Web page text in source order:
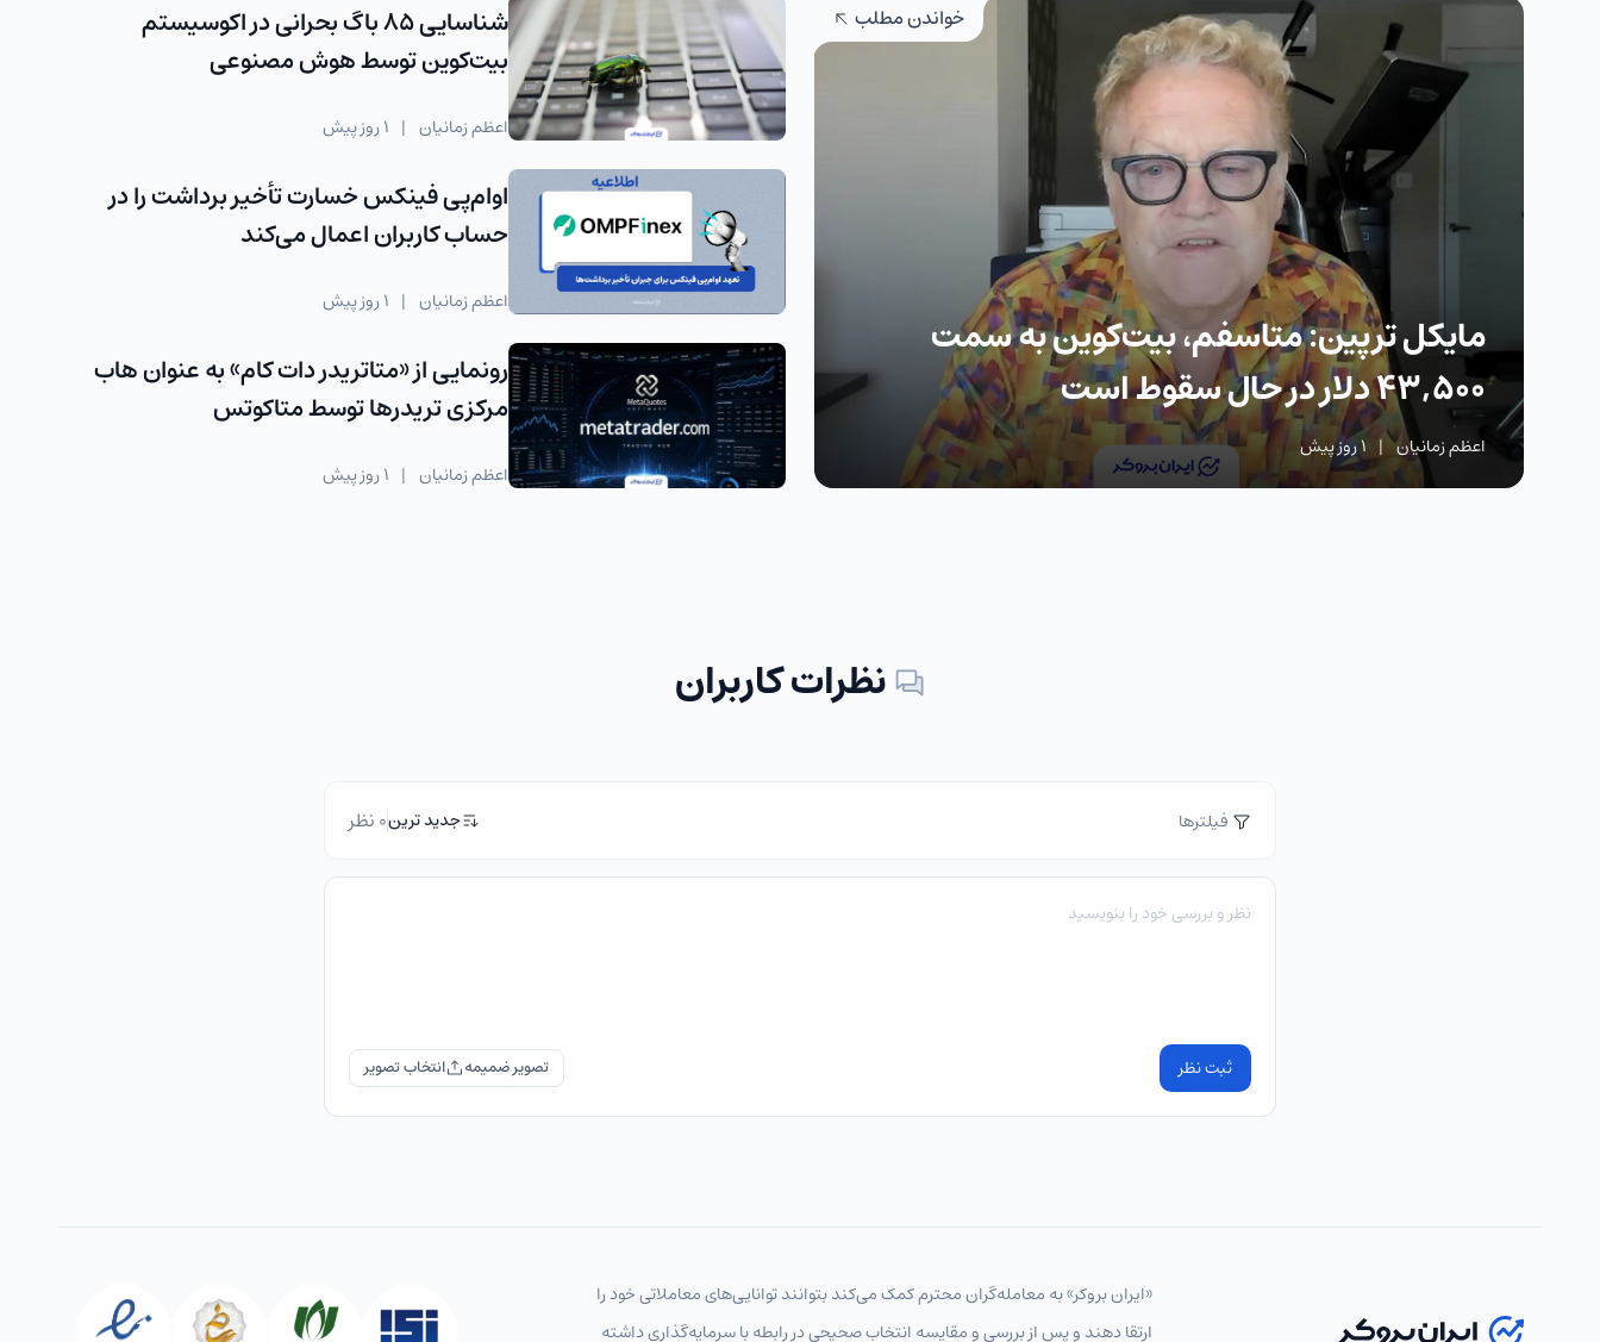
مایکل ترپین: متاسفم، بیت‌کوین به سمت
۴۳,۵۰۰ دلار در حال سقوط است
اعظم زمانیان | 1 روز پیش
خواندن مطلب
شناسایی ۸۵ باگ بحرانی در اکوسیستم
بیت‌کوین توسط هوش مصنوعی
اعظم زمانیان | 1 روز پیش
اوام‌پی فینکس خسارت تأخیر برداشت را در
حساب کاربران اعمال می‌کند
اعظم زمانیان | 1 روز پیش
رونمایی از «متاتریدر دات کام» به عنوان هاب
مرکزی تریدرها توسط متاکوتس
اعظم زمانیان | 1 روز پیش
نظرات کاربران
فیلترها جدید ترین0 نظر
ثبت نظر تصویر ضمیمه
«ایران بروکر» به معامله‌گران محترم کمک می‌کند بتوانند توانایی‌های معاملاتی خود را
ارتقا دهند و پس از بررسی و مقایسه انتخاب‌ صحیحی در رابطه با سرمایه‌گذاری داشته